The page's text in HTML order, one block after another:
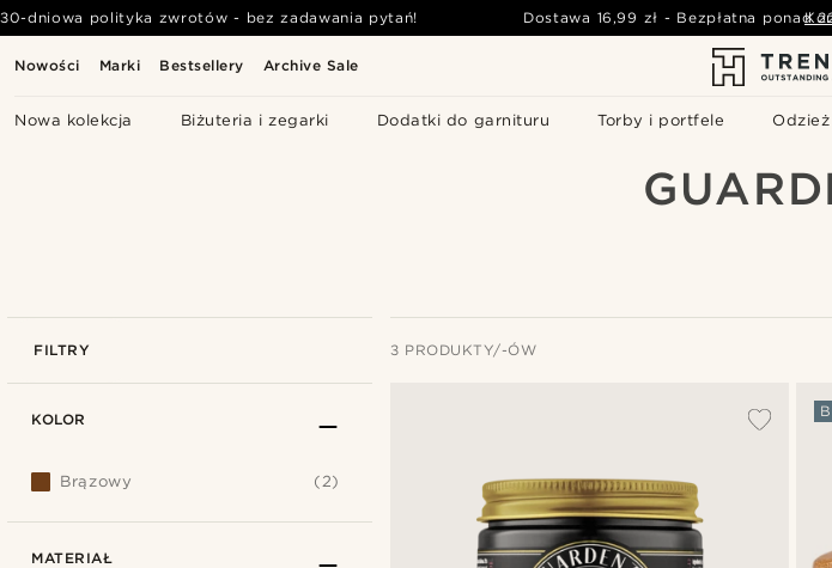
Nowości Marki Bestsellery Archive Sale
Nowa kolekcja Biżuteria i zegarki Dodatki do garnituru Torby i portfele
30-dniowa polityka zwrotów - bez zadawania pytań! Dostawa 16,99 zł - Bezpłatna ponad
FILTRY 3 PRODUKTY/-ÓW
KOLOR
Brązowy (2)
MATERIAŁ